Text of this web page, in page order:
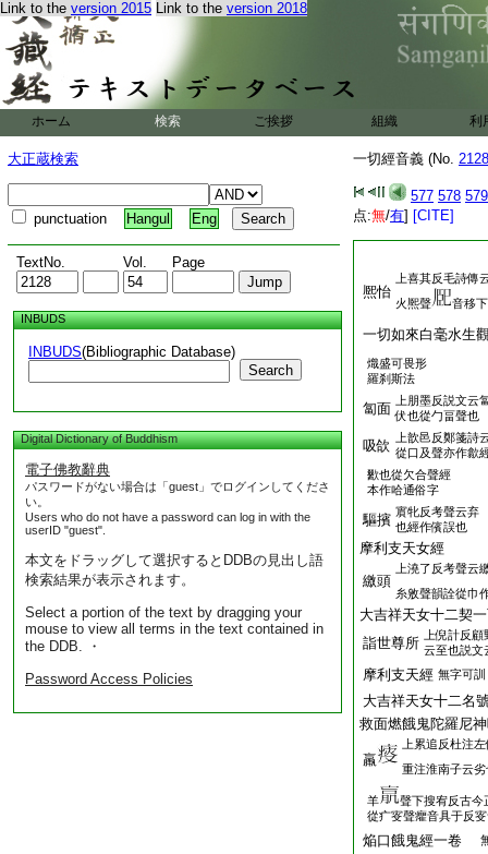
Link to the version 2015 Link to the version 2018
ホーム 検索 ご挨拶 組織 利
大正蔵検索
punctuation Hangul Eng
TextNo. Vol. Page
INBUDS
INBUDS(Bibliographic Database)
Search
Digital Dictionary of Buddhism
電子佛教辭典
パスワードがない場合は「guest」でログインしてくださ
い。
Users who do not have a password can log in with the
userID "guest".
本文をドラッグして選択するとDDBの見出し語
検索結果が表示されます。
Select a portion of the text by dragging your
mouse to view all terms in the text contained in
the DDB. ・
Password Access Policies
一切經音義 (No.
577 578 579
点:無/有] [CITE]
熈怡
上喜其反毛詩傳
火熈聲
音移
一切如來白毫水生
熾盛可畏形
羅刹斯法
匐面
上朋墨反説文云
伏也從勹畐聲也
吸欱
上歆邑反鄭箋詩
從口及聲亦作歙
歠也從欠合聲經
本作哈通俗字
驅擯 賔牝反考聲云弃
也經作儐誤也
摩利支天女經
繳頭
上澆了反考聲云
糸敫聲韻詮從巾
大吉祥天女十二契
詣世尊所
上倪計反
云至也説文
摩利支天經 無字可訓
大吉祥天女十二
救面燃餓鬼陀羅尼
羸
上累追反杜注
重注淮南子云
羊
聲下搜宥反古今
從疒叜聲癯音具于反
焔口餓鬼經一卷